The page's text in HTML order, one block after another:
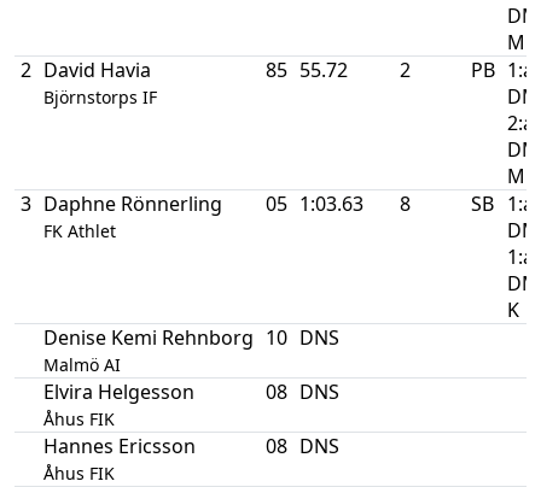
DM
M
2 David Havia
Björnstorps IF
85 55.72 2 PB 1:a
2:a
DM
M
3 Daphne Rönnerling
FK Athlet
05 1:03.63 8 SB 1:a
1:a
DM
K
Denise Kemi Rehnborg
Malmö AI
10 DNS
Elvira Helgesson
Åhus FIK
08 DNS
Hannes Ericsson
Åhus FIK
08 DNS